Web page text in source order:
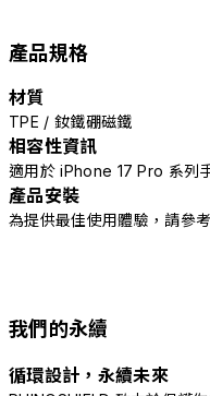
產品規格
材質
TPE / 釹鐵硼磁鐵
相容性資訊
適用於 iPhone 17 Pro 系列
產品安裝
為提供最佳使用體驗，請參
我們的永續
循環設計，永續未來